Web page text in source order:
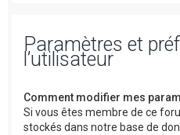
Paramètres et
l’utilisateur
Comment modifier mes
Si vous êtes membre de ce
stockés dans notre base de